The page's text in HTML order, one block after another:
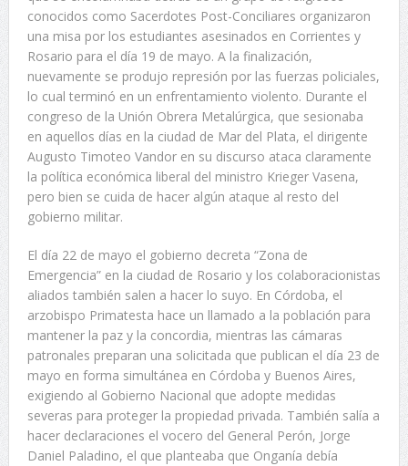
conocidos como Sacerdotes Post-Conciliares organizaron
una misa por los estudiantes asesinados en Corrientes y
Rosario para el día 19 de mayo. A la finalización,
nuevamente se produjo represión por las fuerzas policiales,
lo cual terminó en un enfrentamiento violento. Durante el
congreso de la Unión Obrera Metalúrgica, que sesionaba
en aquellos días en la ciudad de Mar del Plata, el dirigente
Augusto Timoteo Vandor en su discurso ataca claramente
la política económica liberal del ministro Krieger Vasena,
pero bien se cuida de hacer algún ataque al resto del
gobierno militar.
El día 22 de mayo el gobierno decreta “Zona de
Emergencia” en la ciudad de Rosario y los colaboracionistas
aliados también salen a hacer lo suyo. En Córdoba, el
arzobispo Primatesta hace un llamado a la población para
mantener la paz y la concordia, mientras las cámaras
patronales preparan una solicitada que publican el día 23 de
mayo en forma simultánea en Córdoba y Buenos Aires,
exigiendo al Gobierno Nacional que adopte medidas
severas para proteger la propiedad privada. También salía a
hacer declaraciones el vocero del General Perón, Jorge
Daniel Paladino, el que planteaba que Onganía debía